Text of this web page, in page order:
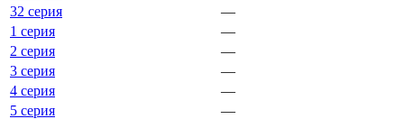
32 серия
—
1 серия
—
2 серия
—
3 серия
—
4 серия
—
5 серия
—